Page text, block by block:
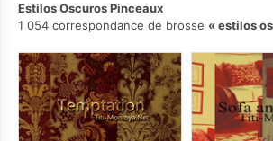
Estilos Oscuros Pinceaux
1 054 correspondance de brosse
estilos